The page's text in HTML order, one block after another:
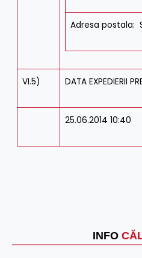
INFO
Adresa postala:
VI.5) DATA EXPEDIERII
25.06.2014 10:40